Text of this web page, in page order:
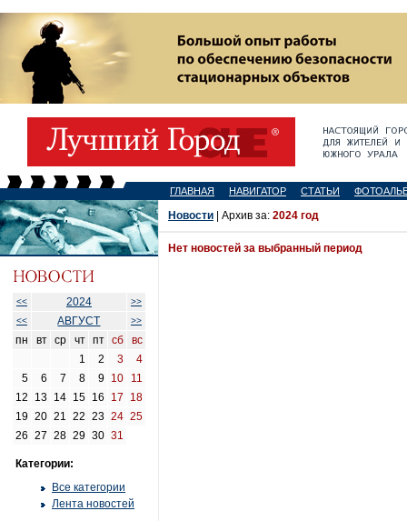
ГЛАВНАЯ НАВИГАТОР СТАТЬИ
<< 2024
>>
<<
АВГУСТ >>
пн вт ср чт пт сб
вс
1
2 3
4
5
6 7 8 9 10
11
12
13 14 15 16 17
18
19 20 21 22 23 24 25
26 27 28 29 30 31
Категории:
Все категории
Лента новостей
Новости | Архив за: 2024 год
Нет новостей за выбранный период